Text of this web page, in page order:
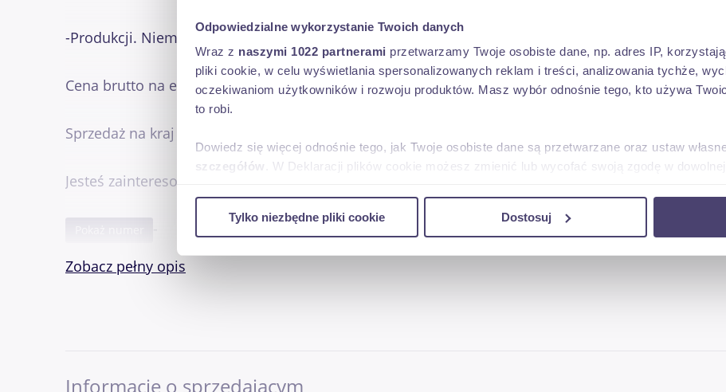
Odpowiedzialne wykorzystanie Twoich danych
Wraz z naszymi 1022 partnerami przetwarzamy Twoje osobiste dane, np. adres IP,
pliki cookie, w celu wyświetlania spersonalizowanych reklam i treści, analizowania tychże,
oczekiwaniom użytkowników i rozwoju produktów. Masz wybór odnośnie tego, kto używa
to robi.
Dowiedz się więcej odnośnie tego, jak Twoje osobiste dane są przetwarzane oraz ustaw
szczegółów . W Deklaracji plików cookie możesz zmienić lub wycofać swoją zgodę w dowolnej
ruch w naszej witrynie. Informacje o tym, jak korzystasz z naszej witryny, udostępniamy
Tylko niezbędne pliki cookie Dostosuj
-Produkcji. Niemieckiej WMW
Cena brutto na export 38.500 PLN
Sprzedaż na kraj +VAT(23%)
Jesteś zainteresowany ogłoszeniem zadzwoń
PRZED NACIŚNIĘCIEM OPCJI KUP TERAZ
W INNYM PRZYPADKU OFERTA BĘDZIE NIEAKTUALNA
Zobacz pełny opis
Informacje o sprzedającym